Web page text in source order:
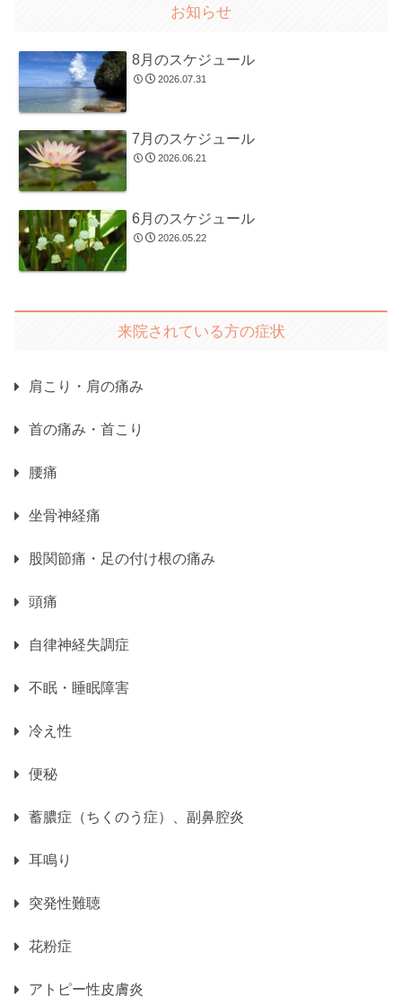
お知らせ
8月のスケジュール
2026.07.31
7月のスケジュール
2026.06.21
6月のスケジュール
2026.05.22
来院されている方の症状
肩こり・肩の痛み
首の痛み・首こり
腰痛
坐骨神経痛
股関節痛・足の付け根の痛み
頭痛
自律神経失調症
不眠・睡眠障害
冷え性
便秘
蓄膿症（ちくのう症）、副鼻腔炎
耳鳴り
突発性難聴
花粉症
アトピー性皮膚炎